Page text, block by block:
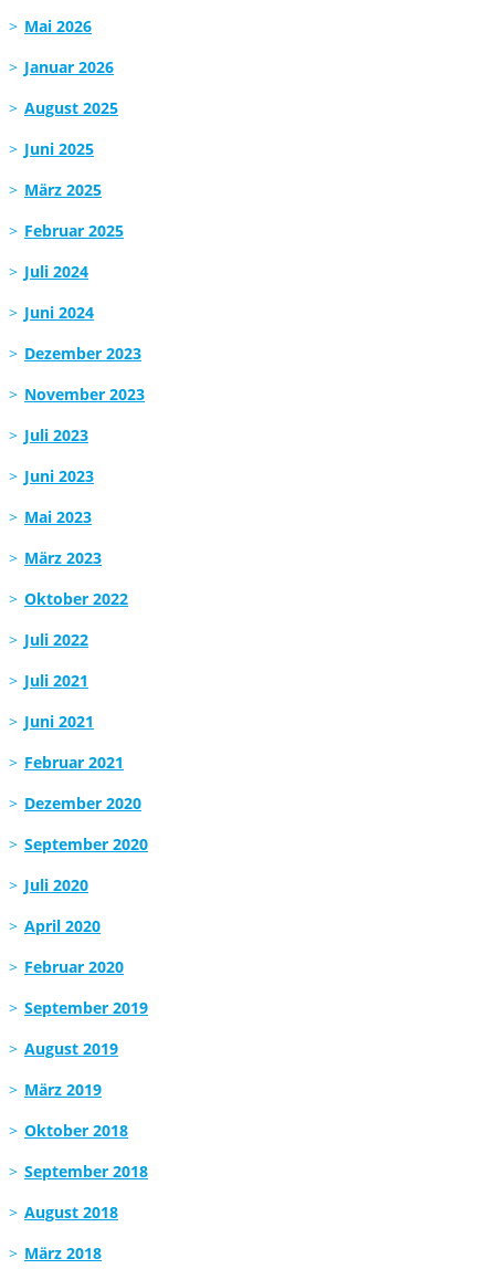
Mai 2026
Januar 2026
August 2025
Juni 2025
März 2025
Februar 2025
Juli 2024
Juni 2024
Dezember 2023
November 2023
Juli 2023
Juni 2023
Mai 2023
März 2023
Oktober 2022
Juli 2022
Juli 2021
Juni 2021
Februar 2021
Dezember 2020
September 2020
Juli 2020
April 2020
Februar 2020
September 2019
August 2019
März 2019
Oktober 2018
September 2018
August 2018
März 2018